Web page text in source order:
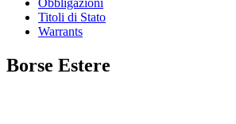
Titoli di Stato
Warrants
Borse Estere